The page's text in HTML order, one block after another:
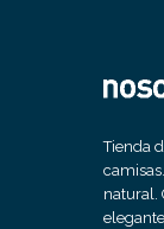
Tienda
natural.